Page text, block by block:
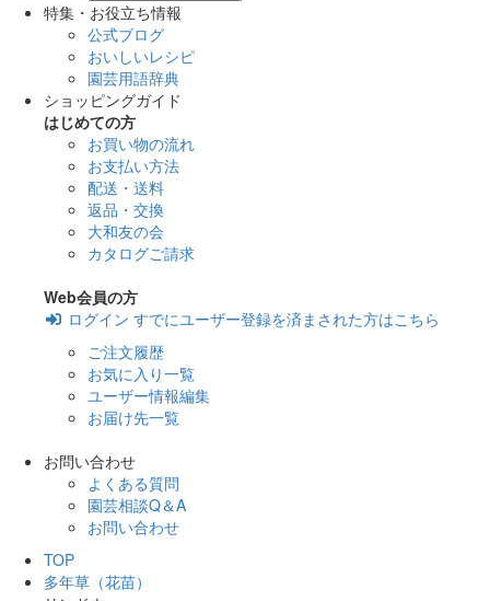
特集・お役立ち情報
公式ブログ
おいしいレシピ
園芸用語辞典
ショッピングガイド
はじめての方
お買い物の流れ
お支払い方法
配送・送料
返品・交換
大和友の会
カタログご請求
Web会員の方
ログイン すでにユーザー登録を済まされた方はこちら
ご注文履歴
お気に入り一覧
ユーザー情報編集
お届け先一覧
お問い合わせ
よくある質問
園芸相談Q＆A
お問い合わせ
TOP
多年草（花苗）